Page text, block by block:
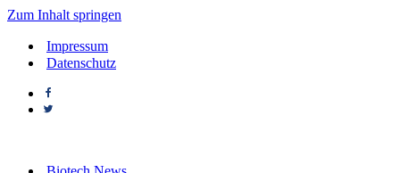
Zum Inhalt springen
Impressum
Datenschutz